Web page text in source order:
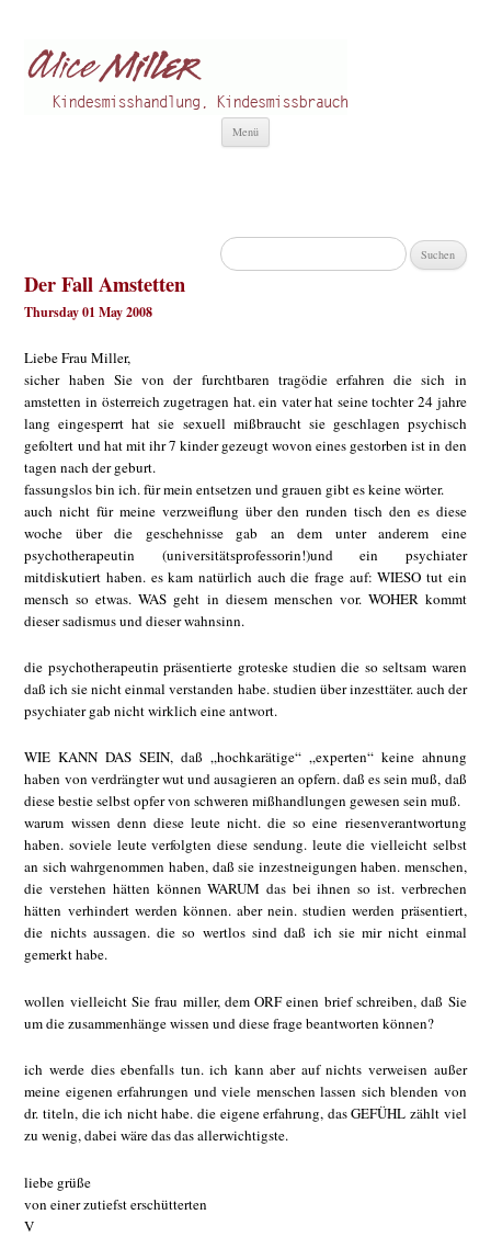
Menü
Suchen
nach:
Der Fall Amstetten
Thursday 01 May 2008
Liebe Frau Miller,
sicher haben Sie von der furchtbaren tragödie erfahren die sich in
amstetten in österreich zugetragen hat. ein vater hat seine tochter 24 jahre
lang eingesperrt hat sie sexuell mißbraucht sie geschlagen psychisch
gefoltert und hat mit ihr 7 kinder gezeugt wovon eines gestorben ist in den
tagen nach der geburt.
fassungslos bin ich. für mein entsetzen und grauen gibt es keine wörter.
auch nicht für meine verzweiflung über den runden tisch den es diese
woche über die geschehnisse gab an dem unter anderem eine
psychotherapeutin (universitätsprofessorin!)und ein psychiater
mitdiskutiert haben. es kam natürlich auch die frage auf: WIESO tut ein
mensch so etwas. WAS geht in diesem menschen vor. WOHER kommt
dieser sadismus und dieser wahnsinn.
die psychotherapeutin präsentierte groteske studien die so seltsam waren
daß ich sie nicht einmal verstanden habe. studien über inzesttäter. auch der
psychiater gab nicht wirklich eine antwort.
WIE KANN DAS SEIN, daß „hochkarätige“ „experten“ keine ahnung
haben von verdrängter wut und ausagieren an opfern. daß es sein muß, daß
diese bestie selbst opfer von schweren mißhandlungen gewesen sein muß.
warum wissen denn diese leute nicht. die so eine riesenverantwortung
haben. soviele leute verfolgten diese sendung. leute die vielleicht selbst
an sich wahrgenommen haben, daß sie inzestneigungen haben. menschen,
die verstehen hätten können WARUM das bei ihnen so ist. verbrechen
hätten verhindert werden können. aber nein. studien werden präsentiert,
die nichts aussagen. die so wertlos sind daß ich sie mir nicht einmal
gemerkt habe.
wollen vielleicht Sie frau miller, dem ORF einen brief schreiben, daß Sie
um die zusammenhänge wissen und diese frage beantworten können?
ich werde dies ebenfalls tun. ich kann aber auf nichts verweisen außer
meine eigenen erfahrungen und viele menschen lassen sich blenden von
dr. titeln, die ich nicht habe. die eigene erfahrung, das GEFÜHL zählt viel
zu wenig, dabei wäre das das allerwichtigste.
liebe grüße
von einer zutiefst erschütterten
V